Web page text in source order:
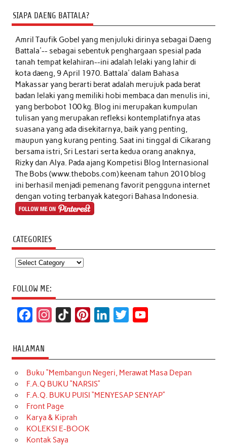
SIAPA DAENG BATTALA?
Amril Taufik Gobelyang menjuluki dirinya sebagai Daeng
Battala'-- sebagai sebentuk penghargaan spesial pada
tanah tempat kelahiran--ini adalah lelaki yang lahir di
kota daeng, 9 April 1970. Battala' dalam Bahasa
Makassar yang berarti berat adalah merujuk pada berat
badan lelaki yang memiliki hobi membaca dan menulis ini,
yang berbobot 100 kg. Blog ini merupakan kumpulan
tulisan yang merupakan refleksi kontemplatifnya atas
suasana yang ada disekitarnya, baik yang penting,
maupun yang kurang penting. Saat ini tinggal di Cikarang
bersama istri, Sri Lestari serta kedua orang anaknya,
Rizky dan Alya. Pada ajang Kompetisi Blog Internasional
The Bobs (www.thebobs.com) keenam tahun 2010 blog
ini berhasil menjadi pemenang favorit pengguna internet
dengan voting terbanyak kategori Bahasa Indonesia.
CATEGORIES
Categories
FOLLOW ME:
c
e
b
o
o
k
t
a
g
r
a
m
T
o
k
t
e
r
k
e
d
t
t
e
T
u
b
HALAMAN
Buku “Membangun Negeri, Merawat Masa Depan
F.A.Q BUKU “NARSIS”
F.A.Q. BUKU PUISI “MENYESAP SENYAP”
Front Page
Karya & Kiprah
KOLEKSI E-BOOK
Kontak Saya